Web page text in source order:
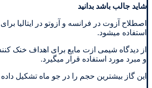
شاید جالب باشد بدانید
اصطلاح آزوت در فرانسه و آزوتو در ایتالیا برای
استفاده میشود.
از دیدگاه شیمی ازت مایع برای اهداف خنک
و مبرد مورد استفاده قرار میگیرد.
این گاز بیشترین حجم را در جو ماه تشکیل